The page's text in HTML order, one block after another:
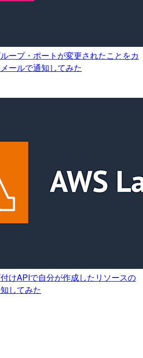
ープ・ポートが変更されたことをカ
ールで通知してみた
けAPIで自分が作成したリソースの
してみた